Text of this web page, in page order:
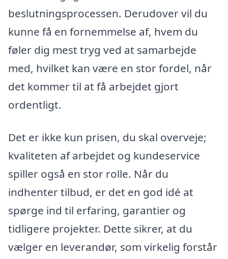
beslutningsprocessen. Derudover vil du
kunne få en fornemmelse af, hvem du
føler dig mest tryg ved at samarbejde
med, hvilket kan være en stor fordel, når
det kommer til at få arbejdet gjort
ordentligt.
Det er ikke kun prisen, du skal overveje;
kvaliteten af arbejdet og kundeservice
spiller også en stor rolle. Når du
indhenter tilbud, er det en god idé at
spørge ind til erfaring, garantier og
tidligere projekter. Dette sikrer, at du
vælger en leverandør, som virkelig forstår